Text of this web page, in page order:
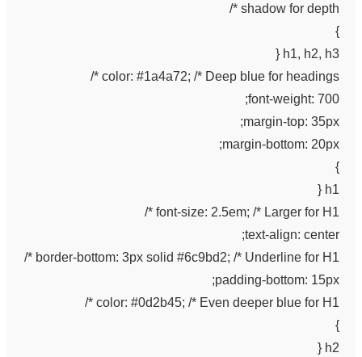
shadow for depth */
}
h1, h2, h3 {
color: #1a4a72; /* Deep blue for headings */
font-weight: 700;
margin-top: 35px;
margin-bottom: 20px;
}
h1 {
font-size: 2.5em; /* Larger for H1 */
text-align: center;
border-bottom: 3px solid #6c9bd2; /* Underline for H1 */
padding-bottom: 15px;
color: #0d2b45; /* Even deeper blue for H1 */
}
h2 {